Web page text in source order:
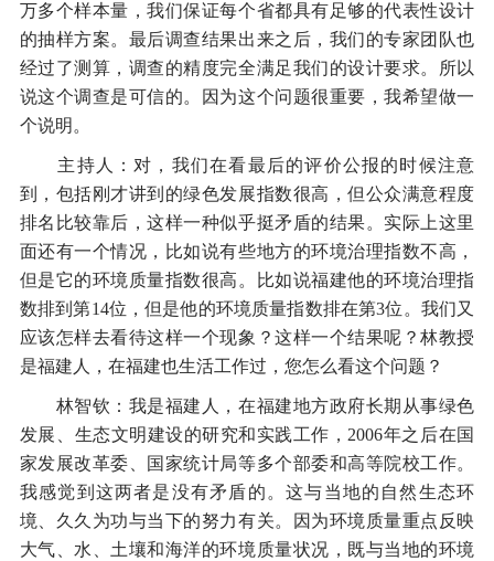
万多个样本量，我们保证每个省都具有足够的代表性设计
的抽样方案。最后调查结果出来之后，我们的专家团队也
经过了测算，调查的精度完全满足我们的设计要求。所以
说这个调查是可信的。因为这个问题很重要，我希望做一
个说明。
主持人：对，我们在看最后的评价公报的时候注意
到，包括刚才讲到的绿色发展指数很高，但公众满意程度
排名比较靠后，这样一种似乎挺矛盾的结果。实际上这里
面还有一个情况，比如说有些地方的环境治理指数不高，
但是它的环境质量指数很高。比如说福建他的环境治理指
数排到第14位，但是他的环境质量指数排在第3位。我们又
应该怎样去看待这样一个现象？这样一个结果呢？林教授
是福建人，在福建也生活工作过，您怎么看这个问题？
林智钦：我是福建人，在福建地方政府长期从事绿色
发展、生态文明建设的研究和实践工作，2006年之后在国
家发展改革委、国家统计局等多个部委和高等院校工作。
我感觉到这两者是没有矛盾的。这与当地的自然生态环
境、久久为功与当下的努力有关。因为环境质量重点反映
大气、水、土壤和海洋的环境质量状况，既与当地的环境